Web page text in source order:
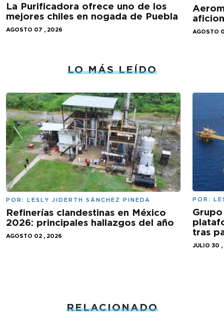
La Purificadora ofrece uno de los
mejores chiles en nogada de Puebla
AGOSTO 07 , 2026 AGOSTO
LO MÁS LEÍDO
POR: LESLY JIDERTH SÁNCHEZ PINEDA
Refinerías clandestinas en México
2026: principales hallazgos del año
AGOSTO 02 , 2026
POR:
tras
JULIO 30
RELACIONADO